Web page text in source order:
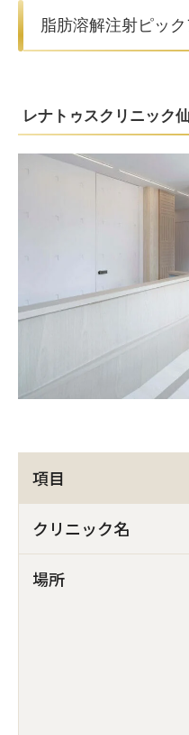
脂肪溶解注射ピッ
レナトゥスクリニック
項目
クリニック名
場所